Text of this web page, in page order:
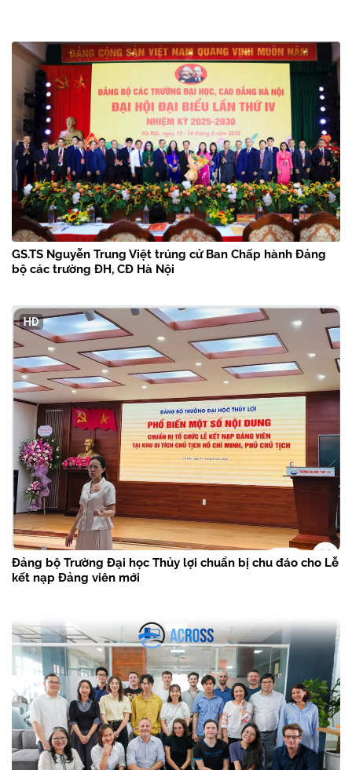
GS.TS Nguyễn Trung Việt trúng cử Ban Chấp hành Đảng
bộ các trường ĐH, CĐ Hà Nội
Đảng bộ Trường Đại học Thủy lợi chuẩn bị chu đáo cho Lễ
kết nạp Đảng viên mới